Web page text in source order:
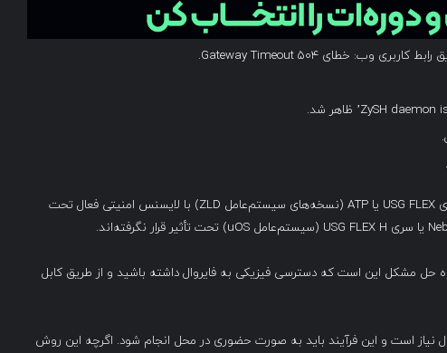
شرکت Zyxel اعلام کرده است که فقط فایروال‌های سری USG FLEX یا ATP (نسخه‌های سیستم‌عامل ZLD) با لایسنس امنیتی فعال تحت
حل مشکل این است که دسترسی فیزیکی به فایروال داشته باشید و از طریق کابل
نیاز است و این فرآیند باید به صورت حضوری در محل انجام شود. اگرچه این روش